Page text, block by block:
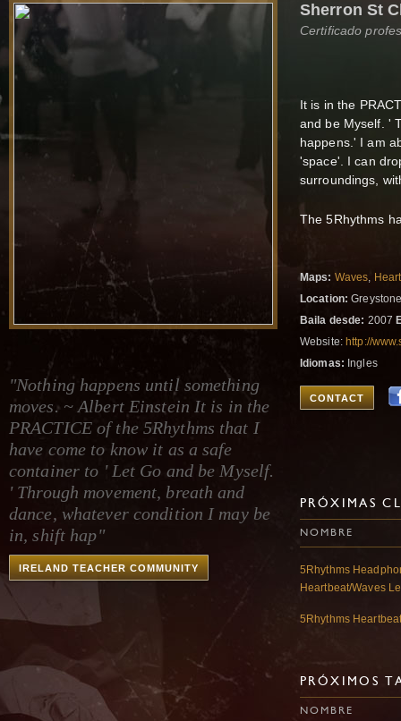
"Nothing happens until something
moves. ~ Albert Einstein It is in the
PRACTICE of the 5Rhythms that I
have come to know it as a safe
container to ' Let Go and be Myself.
' Through movement, breath and
dance, whatever condition I may be
in, shift hap"
IRELAND TEACHER COMMUNITY
Sherron St
Certificado
It is in the
and be Myself. '
happens.' I am
'space'. I can
surroundings,
The 5Rhythms
Maps: Waves,
Location:
Baila desde: 2007
Website: http://
Idiomas: Ingles
CONTACT
PRÓXIMAS
NOMBRE
5Rhythms
Heartbeat/Waves
5Rhythms
PRÓXIMOS
NOMBRE